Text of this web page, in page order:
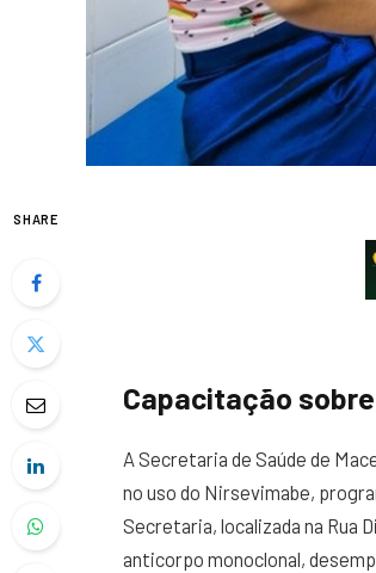
SHARE
Capacitação
A Secretaria de Saúde de
no uso do Nirsevimabe,
Secretaria, localizada na Rua
anticorpo monoclonal,